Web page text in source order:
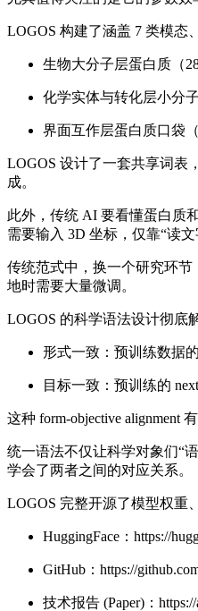
LOGOS 构建了涵盖 7 类模态
生物大分子层蛋白质（
化学实体与转化层小分
界面互作层蛋白质口袋
LOGOS 设计了一套共享词表
成。
此外，传统 AI 要看懂蛋白质
需要输入 3D 坐标，仅靠“读
传统范式中，换一个研究环
地时需要大量微调。
LOGOS 的科学语法设计彻底
形式一致：预训练数据
目标一致：预训练的
这种 form-objective alignment
统一语法不仅让科学对象们“
学会了两者之间的对应关系。
LOGOS 完整开源了模型权重
HuggingFace：https://
GitHub：https://
技术报告 (Paper)：